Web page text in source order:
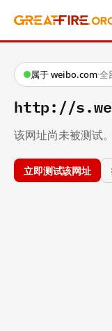
属于 weibo.com·全
http://
该网址尚未被测试。
立即测试该网址